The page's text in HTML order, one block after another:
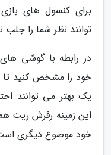
برای کنسول های
توانند نظر شما را جلب
در رابطه با گوشی
یک بهتر می توانند
این زمینه رفرش
خود موضوع دیگری